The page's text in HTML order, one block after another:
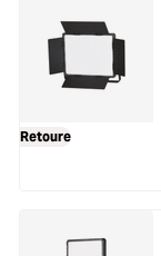
Retoure